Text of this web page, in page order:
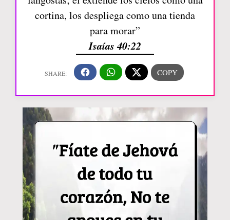
cortina, los despliega como una tienda
para morar”
Isaías 40:22